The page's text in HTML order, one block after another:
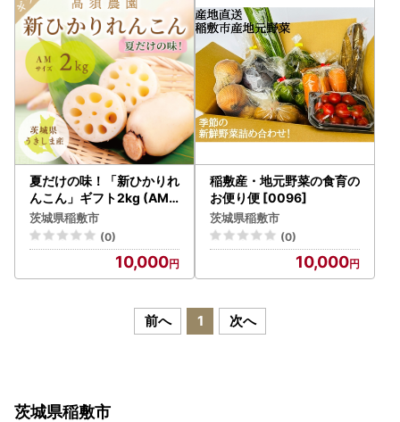
夏だけの味！「新ひかりれ
んこん」ギフト2kg (AM
サイズ) 化粧箱入 [1742]
茨城県稲敷市
(0)
10,000
稲敷産・地元野菜の食育の
お便り便 [0096]
茨城県稲敷市
(0)
10,000
前へ 1 次へ
茨城県稲敷市